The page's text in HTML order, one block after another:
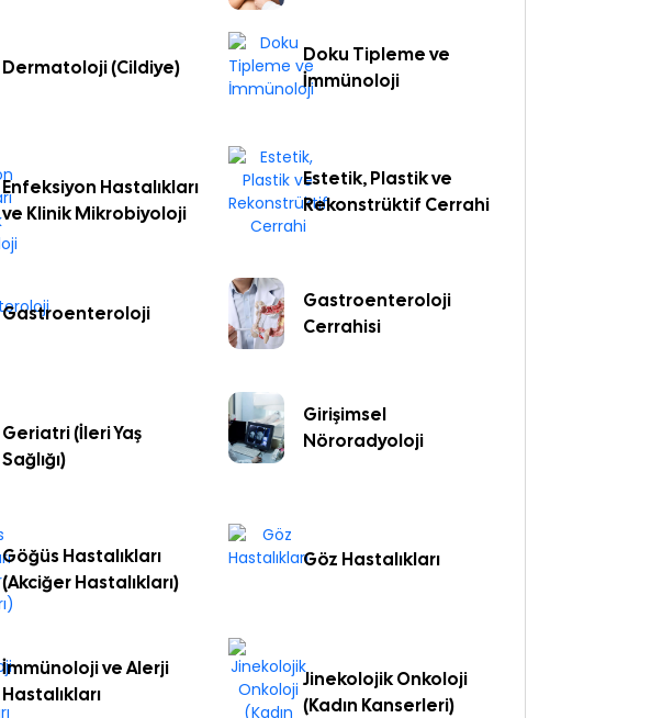
Dermatoloji (Cildiye)
Doku Tipleme ve
İmmünoloji
Enfeksiyon Hastalıkları
ve Klinik Mikrobiyoloji
Estetik, Plastik ve
Rekonstrüktif Cerrahi
Gastroenteroloji
Gastroenteroloji
Cerrahisi
Geriatri (İleri Yaş
Sağlığı)
Girişimsel
Nöroradyoloji
Göğüs Hastalıkları
(Akciğer Hastalıkları)
Göz Hastalıkları
İmmünoloji ve Alerji
Hastalıkları
Jinekolojik Onkoloji
(Kadın Kanserleri)